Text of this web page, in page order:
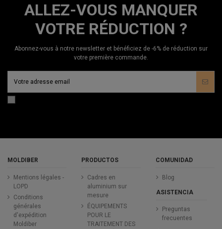
ALLEZ-VOUS MANQUER
VOTRE RÉDUCTION ?
Abonnez-vous à notre newsletter et bénéficiez de -6% de réduction sur
votre première commande.
MOLDIBER
Mentions légales -
LOPD
Conditions
générales
d'expédition
Moldiber
PRODUCTOS
Cadres en
aluminium sur
mesure
ÉQUIPEMENTS
POUR LE
TRAITEMENT DES
COMUNIDAD
Blog
ASISTENCIA
Preguntas
frecuentes